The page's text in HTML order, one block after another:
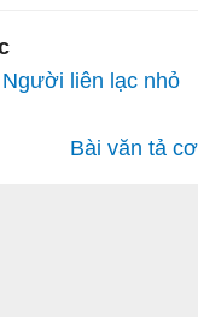
liên lạc nhỏ
Bài văn tả